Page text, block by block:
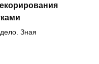
Зная